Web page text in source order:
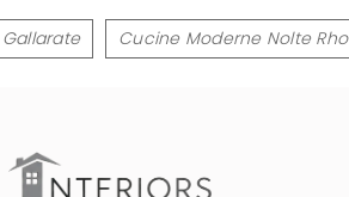
Cucine Moderne Nolte Rho